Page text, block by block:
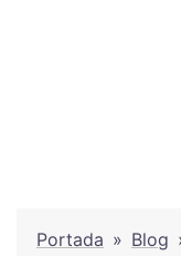
Portada » Blog